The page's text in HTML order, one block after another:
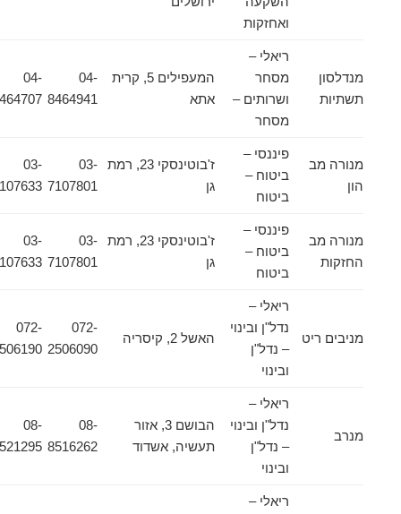
ואחזקות
מנדלסון
תשתיות
ריאלי –
מסחר
ושרותים –
מסחר
המעפילים 5, קרית
אתא
04-
8464941
8464707
מנורה מב
פיננסי –
ביטוח –
ביטוח
ז'בוטינסקי 23, רמת
03-
7107801
7107633
מנורה מב
החזקות
פיננסי –
ביטוח –
ביטוח
ז'בוטינסקי 23, רמת
03-
7107801
7107633
מניבים ריט
ריאלי –
נדל"ן ובינוי
– נדל"ן
ובינוי
האשל 2, קיסריה
072-
2506090
072-
2506190
מנרב
ריאלי –
נדל"ן ובינוי
– נדל"ן
ובינוי
הבושם 3, אזור
תעשיה, אשדוד
8516262
8521295
ריאלי –